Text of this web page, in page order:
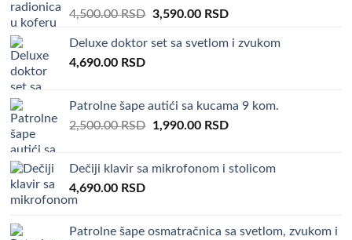
4,500.00RSD Original
was:
3,590.00 RSDCurrent
is:
Deluxe doktor set sa svetlom i zvukom
4,690.00 RSD
Patrolne šape autići sa kucama 9 kom.
2,500.00RSD Original
2,500.00 RSD.
1,990.00 RSDCurrent
1,990.00 RSD.
Dečiji klavir sa mikrofonom i stolicom
4,690.00 RSD
Patrolne šape osmatračnica sa svetlom, zvukom i